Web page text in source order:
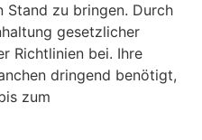
Stand zu bringen. Durch
gesetzlicher
Richtlinien bei. Ihre
dringend benötigt,
zum